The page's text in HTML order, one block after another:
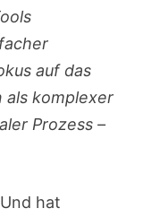
auf das
als komplexer
Prozess –
hat